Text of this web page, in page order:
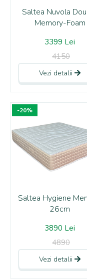
Saltea Nuvola
Memory-Foam
3399 Lei
4150
Vezi detalii
-20%
Saltea Hygiene
26cm
3890 Lei
4890
Vezi detalii